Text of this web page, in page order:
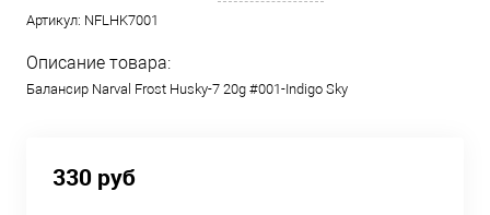
Артикул: NFLHK7001
Описание товара:
Балансир Narval Frost Husky-7 20g #001-Indigo Sky
330 руб